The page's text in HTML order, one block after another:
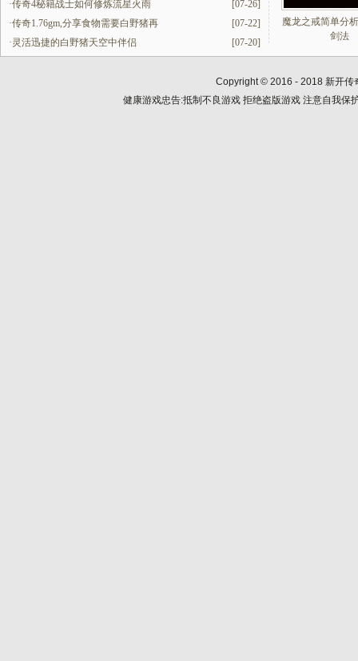
[07-26]
·传奇4秘籍战士如何修炼流星火雨
[07-22]
·传奇1.76gm,分享食物需要白野猪再
[07-20]
·灵活迅捷的白野猪天空中伴侣
魔龙之戒简单分
剑法
Copyright © 2016 - 2018 新开传
健康游戏忠告:抵制不良游戏 拒绝盗版游戏 注意自我保